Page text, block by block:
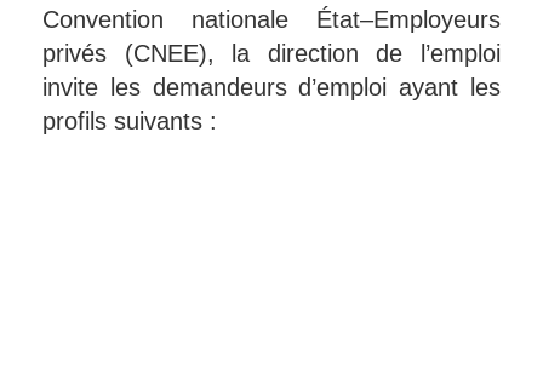
Convention nationale État–Employeurs
privés (CNEE), la direction de l’emploi
invite les demandeurs d’emploi ayant les
profils suivants :